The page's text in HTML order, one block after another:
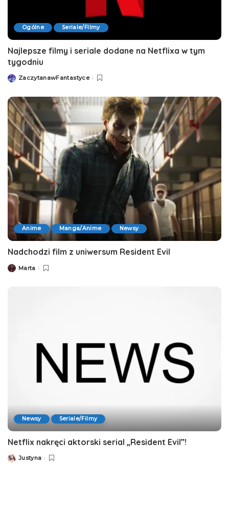
Ogólne Seriale/Filmy
Najlepsze filmy i seriale dodane na Netflixa w tym
tygodniu
PostedZaczytanawFantastyce
Anime Manga/Anime Newsy
Nadchodzi film z uniwersum Resident Evil
Posted
Marta
Newsy Seriale/Filmy
Netflix nakręci aktorski serial „Resident Evil”!
PostedJustyna